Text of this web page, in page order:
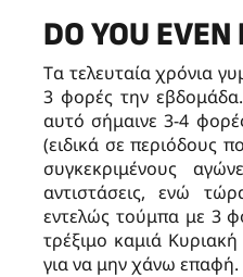
DO YOU EVEN
Tα τελευταία χρόνια
3 φορές την
αυτό σήμαινε 3-4
(ειδικά σε περιόδους
συγκεκριμένους
αντιστάσεις, ενώ
εντελώς τούμπα με 3
τρέξιμο καμιά
για να μην χάνω επαφή.